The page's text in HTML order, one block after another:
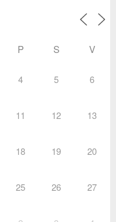
P S V
4 5 6
11 12 13
18 19 20
25 26 27